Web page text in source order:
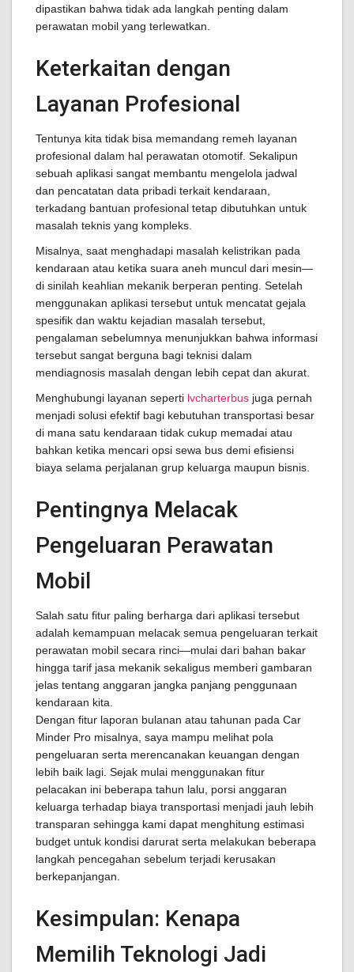
dipastikan bahwa tidak ada langkah penting dalam
perawatan mobil yang terlewatkan.
Keterkaitan dengan
Layanan Profesional
Tentunya kita tidak bisa memandang remeh layanan
profesional dalam hal perawatan otomotif. Sekalipun
sebuah aplikasi sangat membantu mengelola jadwal
dan pencatatan data pribadi terkait kendaraan,
terkadang bantuan profesional tetap dibutuhkan untuk
masalah teknis yang kompleks.
Misalnya, saat menghadapi masalah kelistrikan pada
kendaraan atau ketika suara aneh muncul dari mesin—
di sinilah keahlian mekanik berperan penting. Setelah
menggunakan aplikasi tersebut untuk mencatat gejala
spesifik dan waktu kejadian masalah tersebut,
pengalaman sebelumnya menunjukkan bahwa informasi
tersebut sangat berguna bagi teknisi dalam
mendiagnosis masalah dengan lebih cepat dan akurat.
Menghubungi layanan seperti lvcharterbus juga pernah
menjadi solusi efektif bagi kebutuhan transportasi besar
di mana satu kendaraan tidak cukup memadai atau
bahkan ketika mencari opsi sewa bus demi efisiensi
biaya selama perjalanan grup keluarga maupun bisnis.
Pentingnya Melacak
Pengeluaran Perawatan
Mobil
Salah satu fitur paling berharga dari aplikasi tersebut
adalah kemampuan melacak semua pengeluaran terkait
perawatan mobil secara rinci—mulai dari bahan bakar
hingga tarif jasa mekanik sekaligus memberi gambaran
jelas tentang anggaran jangka panjang penggunaan
kendaraan kita.
Dengan fitur laporan bulanan atau tahunan pada Car
Minder Pro misalnya, saya mampu melihat pola
pengeluaran serta merencanakan keuangan dengan
lebih baik lagi. Sejak mulai menggunakan fitur
pelacakan ini beberapa tahun lalu, porsi anggaran
keluarga terhadap biaya transportasi menjadi jauh lebih
transparan sehingga kami dapat menghitung estimasi
budget untuk kondisi darurat serta melakukan beberapa
langkah pencegahan sebelum terjadi kerusakan
berkepanjangan.
Kesimpulan: Kenapa
Memilih Teknologi Jadi